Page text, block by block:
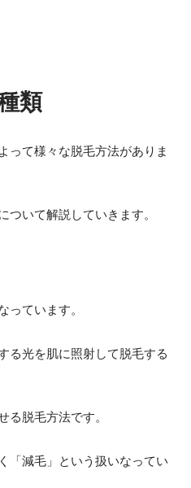
類
って様々な脱毛方法がありま
ついて解説していきます。
っています。
る光を肌に照射して脱毛する
る脱毛方法です。
「減毛」という扱いなってい